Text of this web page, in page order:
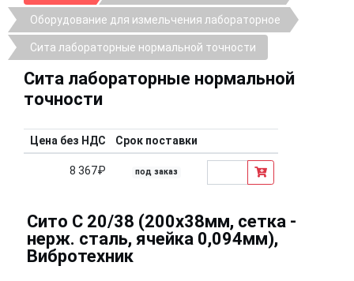
Оборудование для измельчения лабораторное
Сита лабораторные нормальной точности
Сита лабораторные нормальной
точности
Цена без НДС Срок поставки
8 367₽ под заказ
Сито С 20/38 (200х38мм, сетка -
нерж. сталь, ячейка 0,094мм),
Вибротехник